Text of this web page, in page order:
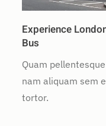
Experience
Bus
Quam
nam aliquam sem
tortor.